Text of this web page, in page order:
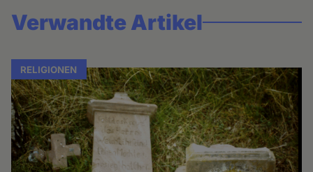
Verwandte Artikel
RELIGIONEN